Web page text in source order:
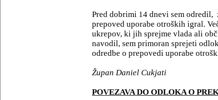
Pred dobrimi 14 dnevi sem
prepoved uporabe otroških igral.
ukrepov, ki jih sprejme vlada ali
navodil, sem primoran sprejeti
odredbe o prepovedi uporabe
Župan Daniel Cukjati
POVEZAVA DO ODLOKA O